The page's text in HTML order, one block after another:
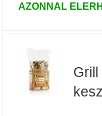
AZONNAL
Grill